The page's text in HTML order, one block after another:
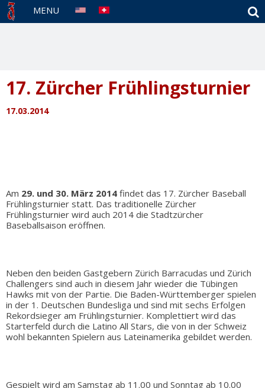
MENU
17. Zürcher Frühlingsturnier
17.03.2014
Am 29. und 30. März 2014 findet das 17. Zürcher Baseball
Frühlingsturnier statt. Das traditionelle Zürcher
Frühlingsturnier wird auch 2014 die Stadtzürcher
Baseballsaison eröffnen.
Neben den beiden Gastgebern Zürich Barracudas und Zürich
Challengers sind auch in diesem Jahr wieder die Tübingen
Hawks mit von der Partie. Die Baden-Württemberger spielen
in der 1. Deutschen Bundesliga und sind mit sechs Erfolgen
Rekordsieger am Frühlingsturnier. Komplettiert wird das
Starterfeld durch die Latino All Stars, die von in der Schweiz
wohl bekannten Spielern aus Lateinamerika gebildet werden.
Gespielt wird am Samstag ab 11.00 und Sonntag ab 10.00